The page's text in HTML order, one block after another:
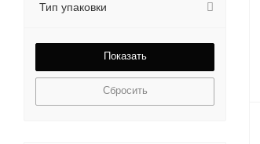
Тип упаковки
Сбросить